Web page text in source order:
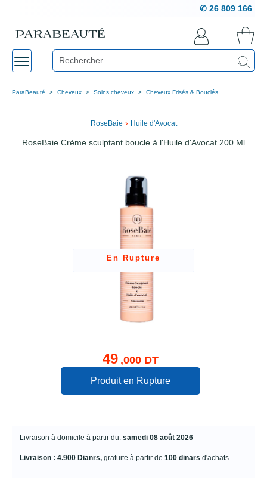
✆ 26 809 166
ParaBeauté Cheveux Soins cheveux Cheveux Frisés & Bouclés
RoseBaie › Huile d'Avocat
RoseBaie Crème sculptant boucle à l'Huile d'Avocat 200 Ml
En Rupture
49 ,000 DT
Produit en Rupture
Livraison à domicile à partir du: samedi 08 août 2026
Livraison : 4.900 Dianrs, gratuite à partir de 100 dinars d'achats